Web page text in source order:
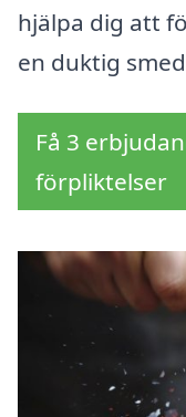
hjälpa dig att
en duktig
Få 3
förpliktelser